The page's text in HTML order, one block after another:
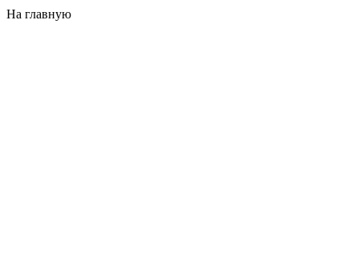
На главную